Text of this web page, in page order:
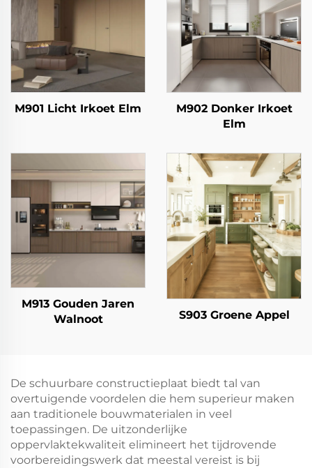
M901 Licht Irkoet Elm
M902 Donker Irkoet
Elm
M913 Gouden Jaren
Walnoot
S903 Groene Appel
De schuurbare constructieplaat biedt tal van
overtuigende voordelen die hem superieur maken
aan traditionele bouwmaterialen in veel
toepassingen. De uitzonderlijke
oppervlaktekwaliteit elimineert het tijdrovende
voorbereidingswerk dat meestal vereist is bij